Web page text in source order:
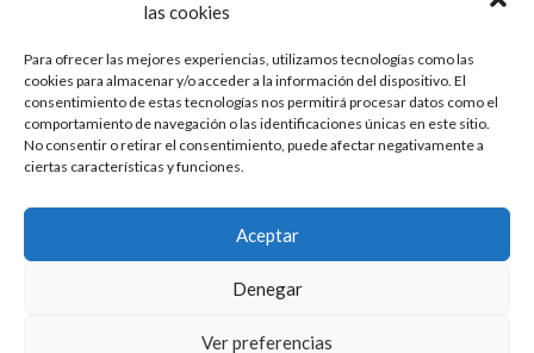
las cookies
Para ofrecer las mejores experiencias, utilizamos tecnologías como las
cookies para almacenar y/o acceder a la información del dispositivo. El
consentimiento de estas tecnologías nos permitirá procesar datos como el
comportamiento de navegación o las identificaciones únicas en este sitio.
No consentir o retirar el consentimiento, puede afectar negativamente a
ciertas características y funciones.
Aceptar
Denegar
Ver preferencias
trastorno por atracón
trastornos alimenticios
trastornos de la conducta alimentaria tratamiento
UTCA visibilidad visibilidad TCA Zaragoza
© 2026 Asociación TCA Aragón| Powered by WordPress &